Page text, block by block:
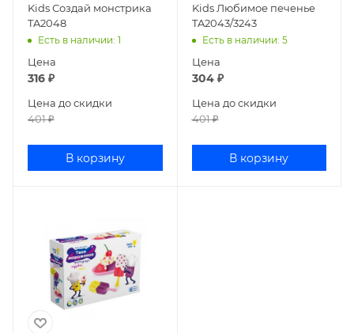
Kids Создай монстрика
TA2048
Есть в наличии: 1
Цена
316 ₽
Цена до скидки
401₽
В корзину
Kids Любимое печенье
TA2043/3243
Есть в наличии: 5
Цена
304₽
Цена до скидки
401₽
В корзину